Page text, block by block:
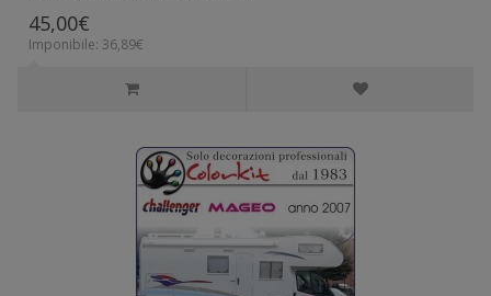
45,00€
Imponibile: 36,89€